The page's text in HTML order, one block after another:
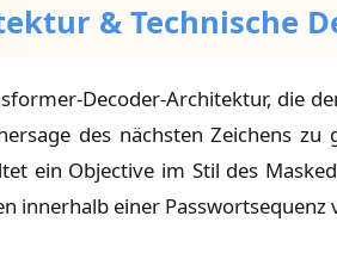
& Technische
Decoder-Architektur, die
des nächsten Zeichens
ein Objective im Stil des
innerhalb einer